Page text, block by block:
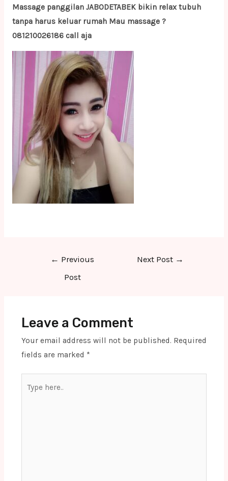
Massage panggilan JABODETABEK bikin relax tubuh
tanpa harus keluar rumah Mau massage ?
081210026186 call aja
← Previous
Post
Next Post →
Leave a Comment
Your email address will not be published. Required
fields are marked *
here..